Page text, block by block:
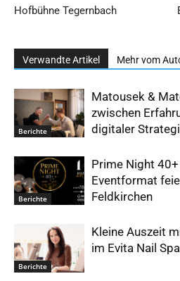
Hofbühne Tegernbach
Verwandte Artikel Mehr vom
Berichte
Matousek &
zwischen
digitaler
Berichte
Prime Night
Eventformat
Feldkirchen
Berichte
Kleine Auszeit
im Evita Nail Spa